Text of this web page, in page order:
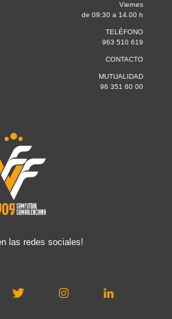
Viernes
de 09:30 a 14.00 h
TELÉFONO
963 510 619
CONTACTO
MUTUALIDAD
96 351 60 00
las redes sociales!